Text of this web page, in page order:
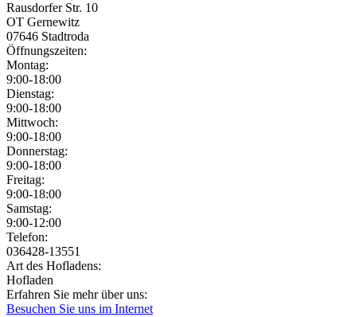
Rausdorfer Str. 10
OT Gernewitz
07646 Stadtroda
Öffnungszeiten:
Montag:
9:00-18:00
Dienstag:
9:00-18:00
Mittwoch:
9:00-18:00
Donnerstag:
9:00-18:00
Freitag:
9:00-18:00
Samstag:
9:00-12:00
Jetzt geöffnet!
Jetzt geschlossen!
Telefon:
036428-13551
Art des Hofladens:
Hofladen
Erfahren Sie mehr über uns:
Besuchen Sie uns im Internet